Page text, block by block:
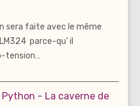
sera faite avec le même
parce-qu’ il
tension…
Python - La caverne de